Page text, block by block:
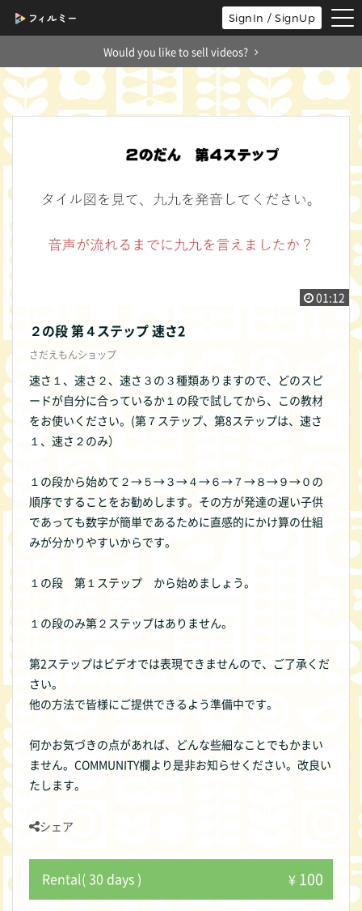
SignIn / SignUp
Would you like to sell videos?
01:12
２の段 第４ステップ 速さ2
さだえもんショップ
速さ１、速さ２、速さ３の３種類ありますので、どのスピ
ードが自分に合っているか１の段で試してから、この教材
をお使いください。(第７ステップ、第8ステップは、速さ
１、速さ２のみ）
１の段から始めて２→５→３→４→６→７→８→９→０の
順序ですることをお勧めします。その方が発達の遅い子供
であっても数字が簡単であるために直感的にかけ算の仕組
みが分かりやすいからです。
１の段 第１ステップ から始めましょう。
１の段のみ第２ステップはありません。
第2ステップはビデオでは表現できませんので、ご了承くだ
さい。
他の方法で皆様にご提供できるよう準備中です。
何かお気づきの点があれば、どんな些細なことでもかまい
ません。COMMUNITY欄より是非お知らせください。改良い
たします。
シェア
Rental( 30 days ) ¥ 100